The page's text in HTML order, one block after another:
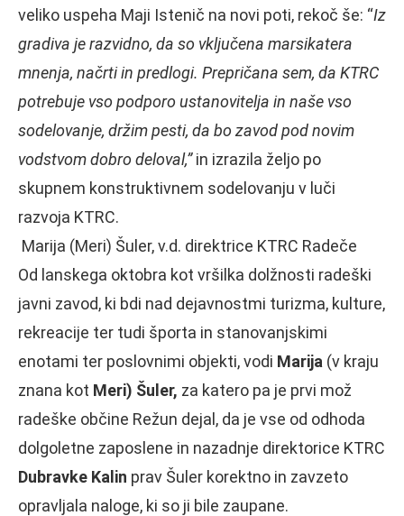
veliko uspeha Maji Istenič na novi poti, rekoč še: “Iz
gradiva je razvidno, da so vključena marsikatera
mnenja, načrti in predlogi. Prepričana sem, da KTRC
potrebuje vso podporo ustanovitelja in naše vso
sodelovanje, držim pesti, da bo zavod pod novim
vodstvom dobro deloval,”in izrazila željo po
skupnem konstruktivnem sodelovanju v luči
razvoja KTRC.
Marija (Meri) Šuler, v.d. direktrice KTRC Radeče
Od lanskega oktobra kot vršilka dolžnosti radeški
javni zavod, ki bdi nad dejavnostmi turizma, kulture,
rekreacije ter tudi športa in stanovanjskimi
enotami ter poslovnimi objekti, vodi Marija (v kraju
znana kot Meri) Šuler, za katero pa je prvi mož
radeške občine Režun dejal, da je vse od odhoda
dolgoletne zaposlene in nazadnje direktorice KTRC
Dubravke Kalin prav Šuler korektno in zavzeto
opravljala naloge, ki so ji bile zaupane.